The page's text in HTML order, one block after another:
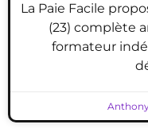
La Paie Facile
(23) complète
formateur